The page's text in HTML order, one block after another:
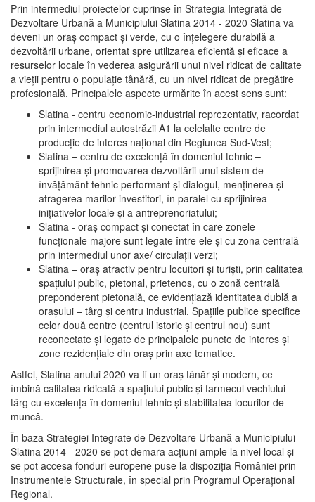
Prin intermediul proiectelor cuprinse în Strategia Integrată de
Dezvoltare Urbană a Municipiului Slatina 2014 - 2020 Slatina va
deveni un oraş compact şi verde, cu o înţelegere durabilă a
dezvoltării urbane, orientat spre utilizarea eficientă şi eficace a
resurselor locale în vederea asigurării unui nivel ridicat de calitate
a vieţii pentru o populaţie tânără, cu un nivel ridicat de pregătire
profesională. Principalele aspecte urmărite în acest sens sunt:
Slatina - centru economic-industrial reprezentativ, racordat
prin intermediul autostrăzii A1 la celelalte centre de
producţie de interes naţional din Regiunea Sud-Vest;
Slatina – centru de excelenţă în domeniul tehnic –
sprijinirea şi promovarea dezvoltării unui sistem de
învăţământ tehnic performant şi dialogul, menţinerea şi
atragerea marilor investitori, în paralel cu sprijinirea
iniţiativelor locale şi a antreprenoriatului;
Slatina - oraş compact şi conectat în care zonele
funcţionale majore sunt legate între ele şi cu zona centrală
prin intermediul unor axe/ circulații verzi;
Slatina – oraş atractiv pentru locuitori şi turişti, prin calitatea
spaţiului public, pietonal, prietenos, cu o zonă centrală
preponderent pietonală, ce evidenţiază identitatea dublă a
oraşului – târg şi centru industrial. Spaţiile publice specifice
celor două centre (centrul istoric şi centrul nou) sunt
reconectate şi legate de principalele puncte de interes şi
zone rezidenţiale din oraş prin axe tematice.
Astfel, Slatina anului 2020 va fi un oraş tânăr şi modern, ce
îmbină calitatea ridicată a spaţiului public şi farmecul vechiului
târg cu excelenţa în domeniul tehnic şi stabilitatea locurilor de
muncă.
În baza Strategiei Integrate de Dezvoltare Urbană a Municipiului
Slatina 2014 - 2020 se pot demara acţiuni ample la nivel local şi
se pot accesa fonduri europene puse la dispoziţia României prin
Instrumentele Structurale, în special prin Programul Operațional
Regional.